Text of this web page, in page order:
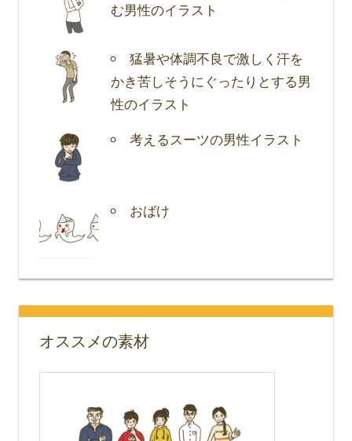
む男性のイラスト
猛暑や体調不良で激しく汗を
かき苦しそうにぐったりとする男
性のイラスト
考えるスーツの男性イラスト
おばけ
オススメの素材